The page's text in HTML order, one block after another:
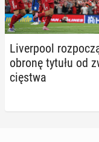
Li­ver­po­ol
obronę tytułu od
cię­stwa